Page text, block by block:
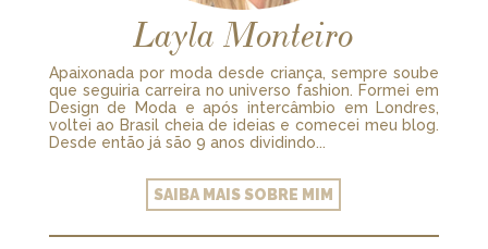
Layla Monteiro
Apaixonada por moda desde criança, sempre soube
que seguiria carreira no universo fashion. Formei em
Design de Moda e após intercâmbio em Londres,
voltei ao Brasil cheia de ideias e comecei meu blog.
Desde então já são 9 anos dividindo...
SAIBA MAIS SOBRE MIM